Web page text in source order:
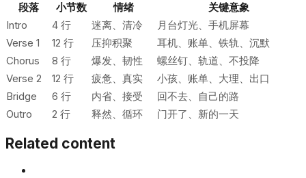
段落 小节数 情绪
关键意象
Intro
4 行 迷离、清冷
月台灯光、手机屏幕
Verse 1
12 行 压抑积聚
耳机、账单、铁轨、沉默
Chorus
8 行 爆发、韧性
螺丝钉、轨道、不投降
Verse 2
12 行 疲惫、真实
小孩、账单、大理、出口
Bridge
6 行 内省、接受
回不去、自己的路
Outro
2 行 释然、循环 门开了、新的一天
Related content